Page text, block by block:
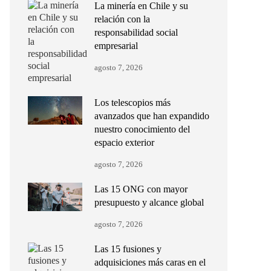
La minería en Chile y su
relación con la
responsabilidad social
empresarial
agosto 7, 2026
Los telescopios más
avanzados que han expandido
nuestro conocimiento del
espacio exterior
agosto 7, 2026
Las 15 ONG con mayor
presupuesto y alcance global
agosto 7, 2026
Las 15 fusiones y
adquisiciones más caras en el